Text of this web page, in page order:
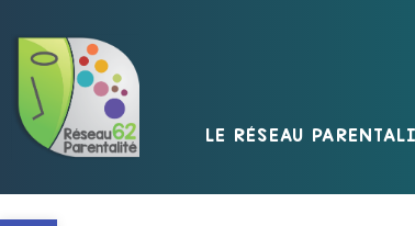
LE RÉSEAU